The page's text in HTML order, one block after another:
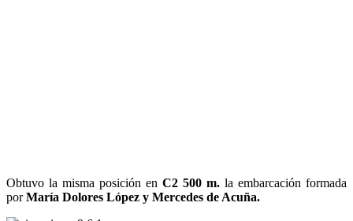
Obtuvo la misma posición en C2 500 m. la embarcación formada
porMaría Dolores López y Mercedes de Acuña.